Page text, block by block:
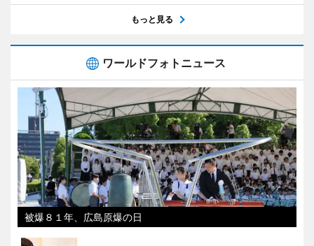
もっと見る
ワールドフォトニュース
被爆８１年、広島原爆の日